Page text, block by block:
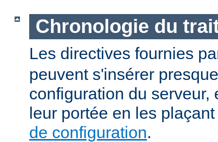
Chronologie du
Les directives fournies
peuvent s'insérer
configuration du serveur,
leur portée en les
de configuration.